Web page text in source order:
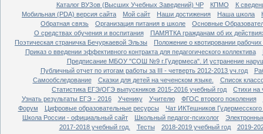
Каталог ВУЗов (Высших Учебных Заведений) ЧР
КПМО
К
Мобильная (PDA) версия сайта
Мой сайт Наши достижения Наша школа
Обратная связь
Организация питания в школе
Основные
О средствах обучения и воспитания
ПАМЯТКА гражданам об их
Поэтическая страничка Бечуркаевой Эльзы
Положение о квотировании
Приказ о введении эффективного контракта для педагогического коллектива
Предписание МБОУ "СОШ №9 г.Гудермеса". И устранение
Публичный отчет по итогам работы за III - четверть 2012-2013 уч.год
Самообследование
Сказки для детей на чеченском языке.
Список
Статистика ЕГЭ/ОГЭ выпускников 2015-2016 учебный год
Стихи на
Узнать результаты ЕГЭ - 2016
Ученику Учителю ФГОС второго поколения
Форум
Цифровые образовательные ресурсы
Чат ИКТешников Гудермесского
Школа России - официальный сайт
Школьный педагог-психолог
2017-2018 учебный год.
Тесты 2018-2019 учебный год 2019-